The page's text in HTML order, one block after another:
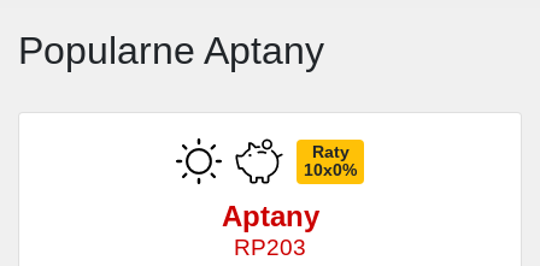
Popularne Aptany
Raty
10x0%
Aptany
RP203